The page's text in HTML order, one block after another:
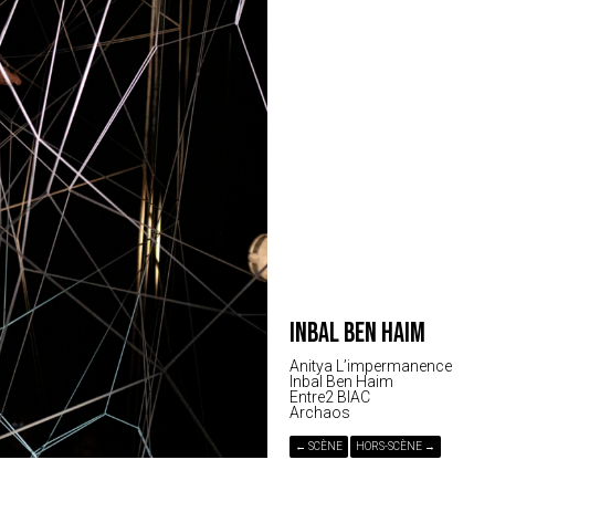
INBAL BEN HAIM
Anitya L’impermanence
Inbal Ben Haim
Entre2 BIAC
Archaos
← SCÈNE HORS-SCÈNE →